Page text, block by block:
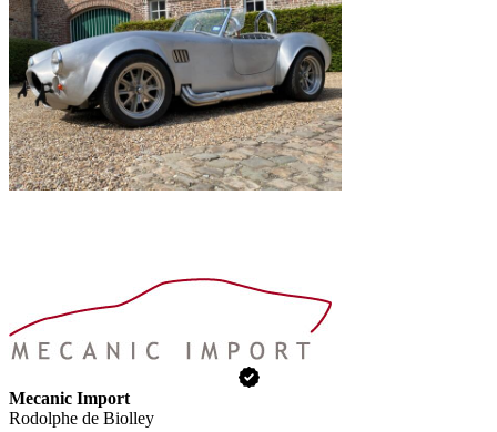
Mecanic Import
Rodolphe de Biolley